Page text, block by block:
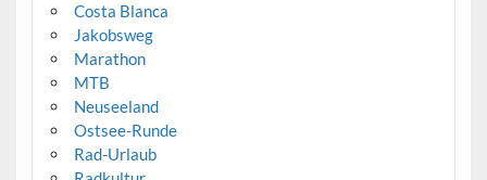
Costa Blanca
Jakobsweg
Marathon
MTB
Neuseeland
Ostsee-Runde
Rad-Urlaub